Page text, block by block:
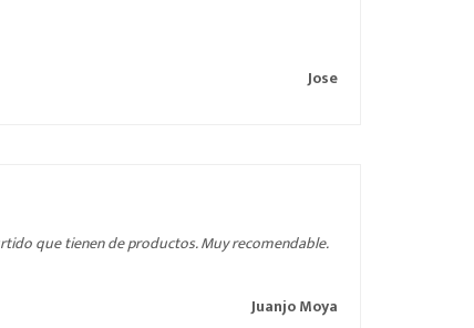
Jose
que tienen de productos. Muy recomendable.
Juanjo Moya